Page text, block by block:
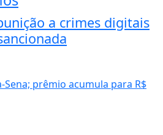
a crimes digitais